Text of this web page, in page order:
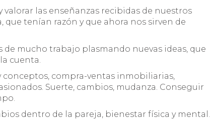
valorar las enseñanzas recibidas de nuestros
que tenían razón y que ahora nos sirven de
mucho trabajo plasmando nuevas ideas, que
cuenta.
conceptos, compra-ventas inmobiliarias,
Suerte, cambios, mudanza. Conseguir
dentro de la pareja, bienestar física y mental.